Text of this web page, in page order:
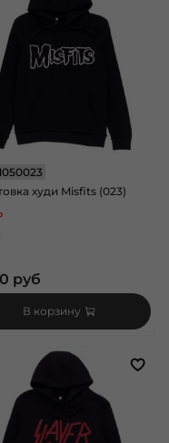
худи Misfits (023)
руб
В корзину